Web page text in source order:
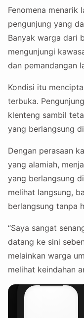
Fenomena menarik
pengunjung yang
Banyak warga dari
mengunjungi
dan pemandangan
Kondisi itu
terbuka.
klenteng sambil
yang berlangsung
Dengan perasaan
yang alamiah,
yang berlangsung
melihat langsung,
berlangsung tanpa
“Saya sangat
datang ke sini
melainkan warga
melihat keindahan